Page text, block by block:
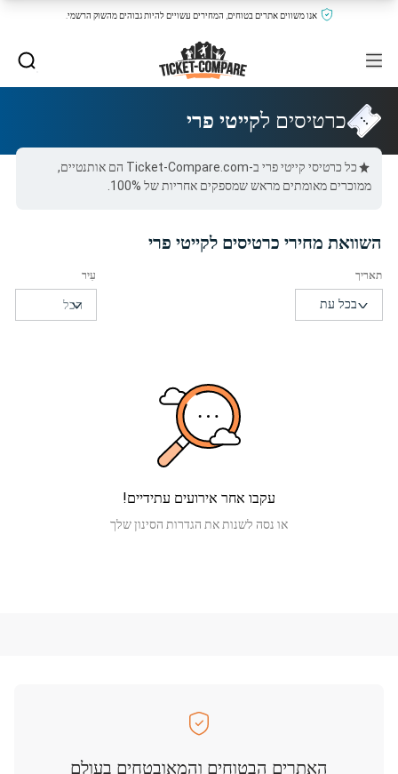
אנו משווים אתרים בטוחים, המחירים עשויים להיות גבוהים מהשוק הרשמי.
כרטיסים לקייטי פרי
כל כרטיסי קייטי פרי ב-Ticket-Compare.com הם אותנטיים,
ממוכרים מאומתים מראש שמספקים אחריות של 100%.
השוואת מחירי כרטיסים לקייטי פרי
עקבו אחר אירועים עתידיים!
או נסה לשנות את הגדרות הסינון שלך
האתרים הבטוחים והמאובטחים בעולם